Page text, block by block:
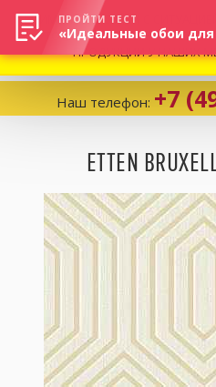
Корзина:0
Избранное:0
Компания
Наш телефон: +7
ETTEN
ВНИМАНИЕ! В СВЯЗИ С
УТОЧНЯТЬ АКТУАЛЬНУЮ
ПРОДУКЦИИ У НАШИХ
ПРОЙТИ ТЕСТ